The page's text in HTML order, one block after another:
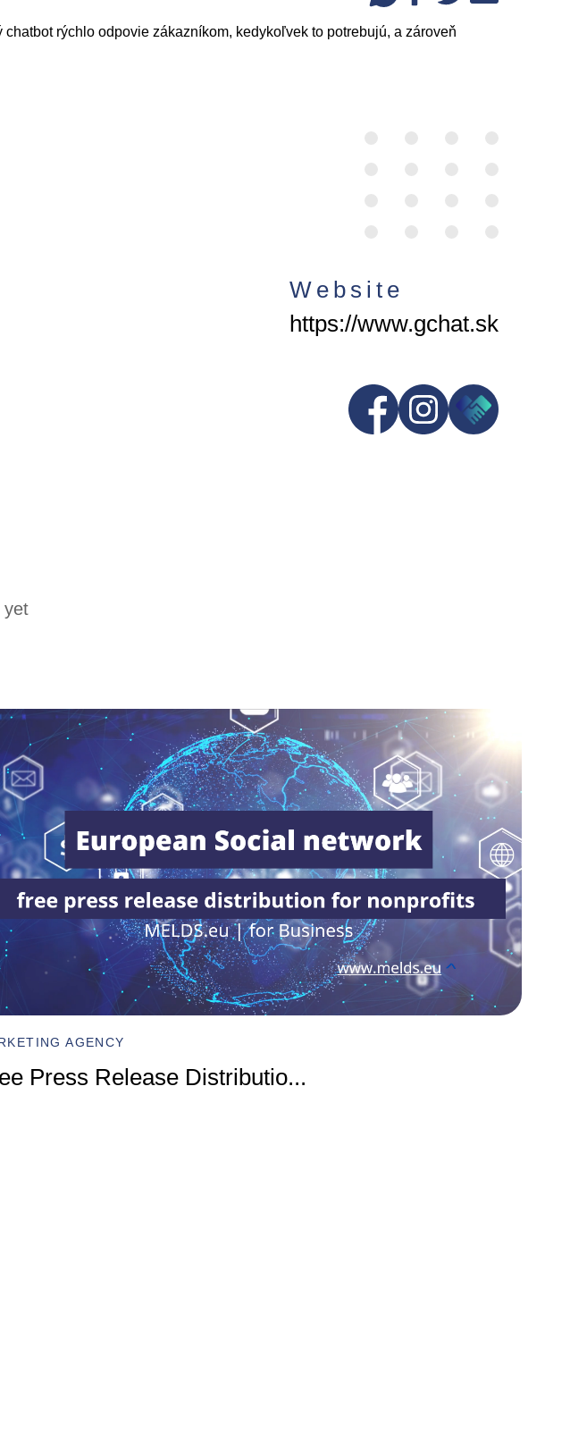
rýchlo odpovie zákazníkom, kedykoľvek to potrebujú, a zároveň
Website
https://www.gchat.sk
yet
AGENCY
Press Release Distributio...